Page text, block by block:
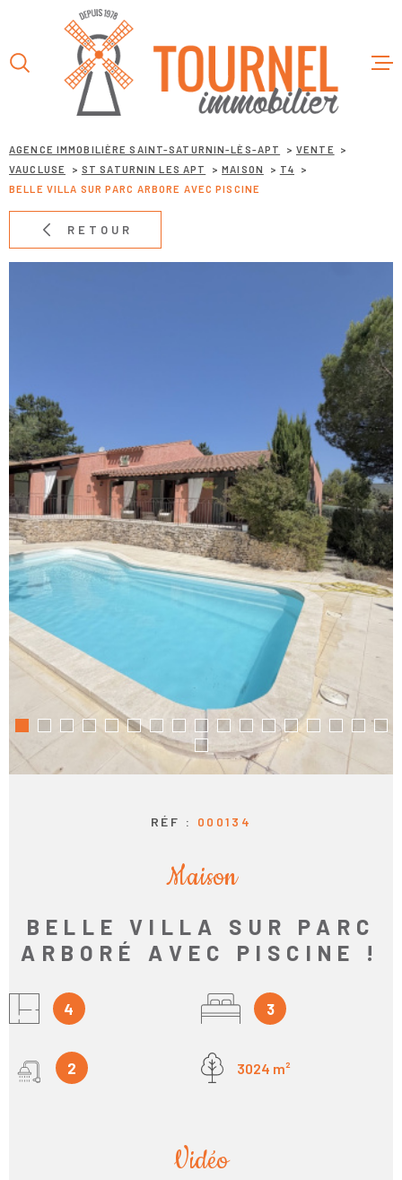
recherche
menu
principal
contenu
AGENCE IMMOBILIÈRE SAINT-SATURNIN-LÈS-APT
VENTE
VAUCLUSE
ST SATURNIN LES APT MAISON
T4
BELLE VILLA SUR PARC ARBORE AVEC PISCINE
RETOUR
RÉF : 000134
Maison
BELLE VILLA SUR PARC
ARBORÉ AVEC PISCINE !
4 3
2 3024 m²
Vidéo